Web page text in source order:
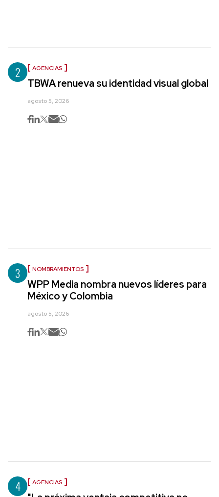
2 AGENCIAS
TBWA renueva su identidad visual global
agosto 5, 2026
3 NOMBRAMIENTOS
WPP Media nombra nuevos líderes para
México y Colombia
agosto 5, 2026
4 AGENCIAS